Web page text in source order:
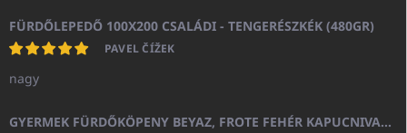
FÜRDŐLEPEDŐ 100X200 CSALÁDI - TENGERÉSZKÉK (480GR)
PAVEL ČÍŽEK
nagy
GYERMEK FÜRDŐKÖPENY BEYAZ, FROTE FEHÉR KAPUCNIVAL (400GR)